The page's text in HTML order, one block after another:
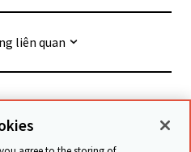
liên quan
& Assessment